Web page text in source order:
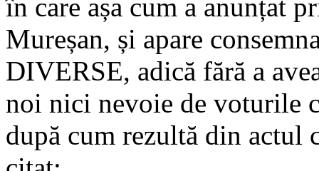
în care așa cum a anunțat
Mureșan, și apare
DIVERSE, adică fără a
noi nici nevoie de voturile
după cum rezultă din actul